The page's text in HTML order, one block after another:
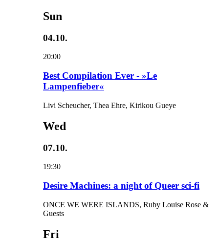
Sun
04.10.
20:00
Best Compilation Ever - »Le
Lampenfieber«
Livi Scheucher, Thea Ehre, Kirikou Gueye
Wed
07.10.
19:30
Desire Machines: a night of Queer sci-fi
ONCE WE WERE ISLANDS, Ruby Louise Rose &
Guests
Fri